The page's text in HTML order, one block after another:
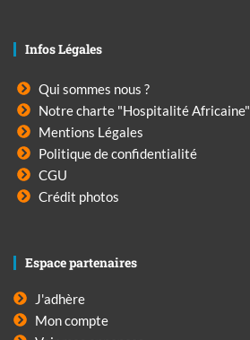
Infos Légales
Qui sommes nous ?
Notre charte "Hospitalité Africaine"
Mentions Légales
Politique de confidentialité
CGU
Crédit photos
Espace partenaires
J'adhère
Mon compte